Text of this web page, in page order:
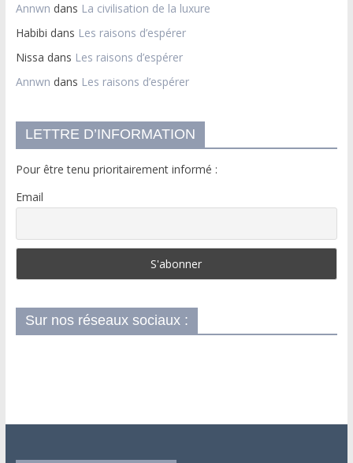
Annwn dans La civilisation de la luxure
Habibi dans Les raisons d’espérer
Nissa dans Les raisons d’espérer
Annwn dans Les raisons d’espérer
LETTRE D’INFORMATION
Pour être tenu prioritairement informé :
Email
Sur nos réseaux sociaux :